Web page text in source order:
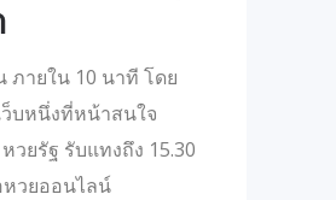
ภายใน 10 นาที โดย
ว็บหนึ่งที่หน้าสนใจ
วยรัฐ รับแทงถึง 15.30
หวยออนไลน์